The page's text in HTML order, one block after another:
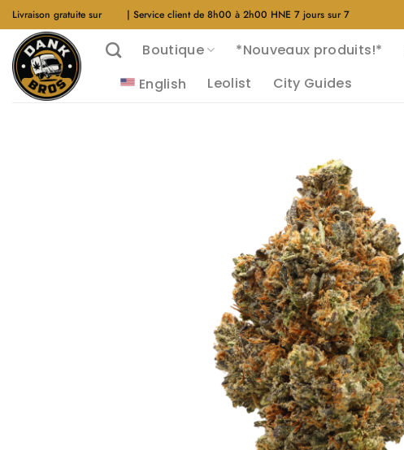
Aller
au
contenu
Livraison gratuite sur | Service client de 8h00 à 2h00 HNE 7 jours sur 7
Boutique *Nouveaux produits!*
English
Leolist City Guides